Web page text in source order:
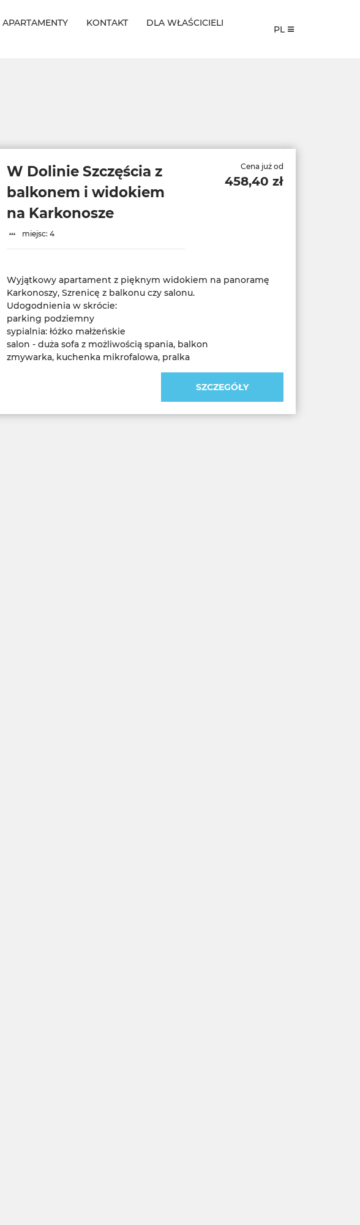
APARTAMENTY KONTAKT
DLA WŁAŚCICIELI
PL
W Dolinie Szczęścia z
balkonem i widokiem
na Karkonosze
miejsc: 4
Cena już od
458,40 zł
Wyjątkowy apartament z pięknym widokiem na panoramę
Karkonoszy, Szrenicę z balkonu czy salonu.
Udogodnienia w skrócie:
parking podziemny
sypialnia: łóżko małżeńskie
salon - duża sofa z możliwością spania, balkon
zmywarka, kuchenka mikrofalowa, pralka
SZCZEGÓŁY